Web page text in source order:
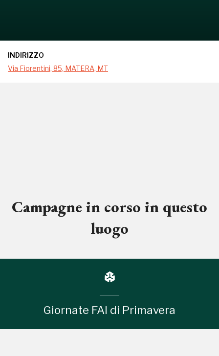
INDIRIZZO
Via Fiorentini, 85, MATERA, MT
Campagne in corso in questo
luogo
Giornate FAI di Primavera